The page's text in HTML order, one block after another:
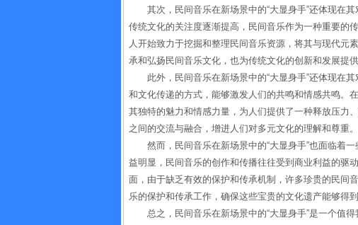
其次，民间音乐在新场景中的“大显身手”还体现在
传统文化的关注度逐渐提高，民间音乐作为一种重要的
人开始致力于挖掘和整理民间音乐资源，将其与现代元
承和弘扬民间音乐文化，也为传统文化的创新和发展提
此外，民间音乐在新场景中的“大显身手”还体现在
和文化传递的方式，能够激发人们的共鸣和情感共鸣。
其独特的魅力和情感力量，为人们提供了一种释放压力
之间的交流与融合，增进人们对多元文化的理解和尊重。
然而，民间音乐在新场景中的“大显身手”也面临着
益明显，民间音乐的创作和传播往往受到商业利益的驱
面，由于缺乏有效的保护和传承机制，许多珍贵的民间
乐的保护和传承工作，确保这些宝贵的文化遗产能够得
总之，民间音乐在新场景中的“大显身手”是一个值